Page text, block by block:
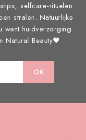
selfcare-rituelen
stralen. Natuurlijke
huidverzorging
Natural Beauty🖤